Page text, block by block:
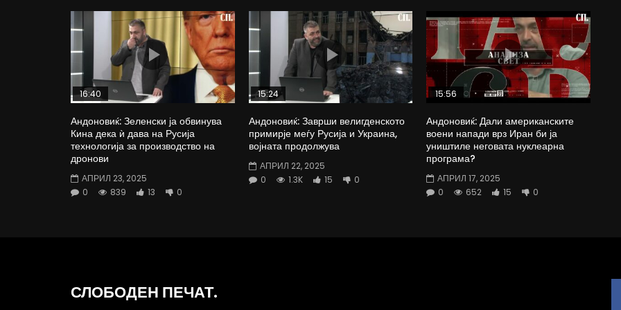
16:40
Андоновиќ: Зеленски ја обвинува
Кина дека ѝ дава на Русија
технологија за производство на
дронови
АПРИЛ 23, 2025
0
839 13 0
15:24
Андоновиќ: Заврши велигденското
примирје меѓу Русија и Украина,
војната продолжува
АПРИЛ 22, 2025
0
1.3K 15 0
15:56
Андоновиќ: Дали американските
воени напади врз Иран би ја
уништиле неговата нуклеарна
програма?
АПРИЛ 17, 2025
0
652 15 0
СЛОБОДЕН ПЕЧАТ.